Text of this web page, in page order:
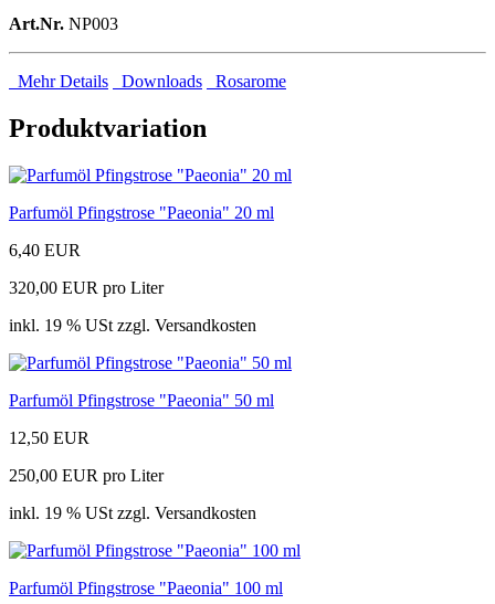
Art.Nr. NP003
Mehr Details Downloads Rosarome
Produktvariation
Parfumöl Pfingstrose "Paeonia" 20 ml
6,40 EUR
320,00 EUR pro Liter
inkl. 19 % USt zzgl. Versandkosten
Parfumöl Pfingstrose "Paeonia" 50 ml
12,50 EUR
250,00 EUR pro Liter
inkl. 19 % USt zzgl. Versandkosten
Parfumöl Pfingstrose "Paeonia" 100 ml